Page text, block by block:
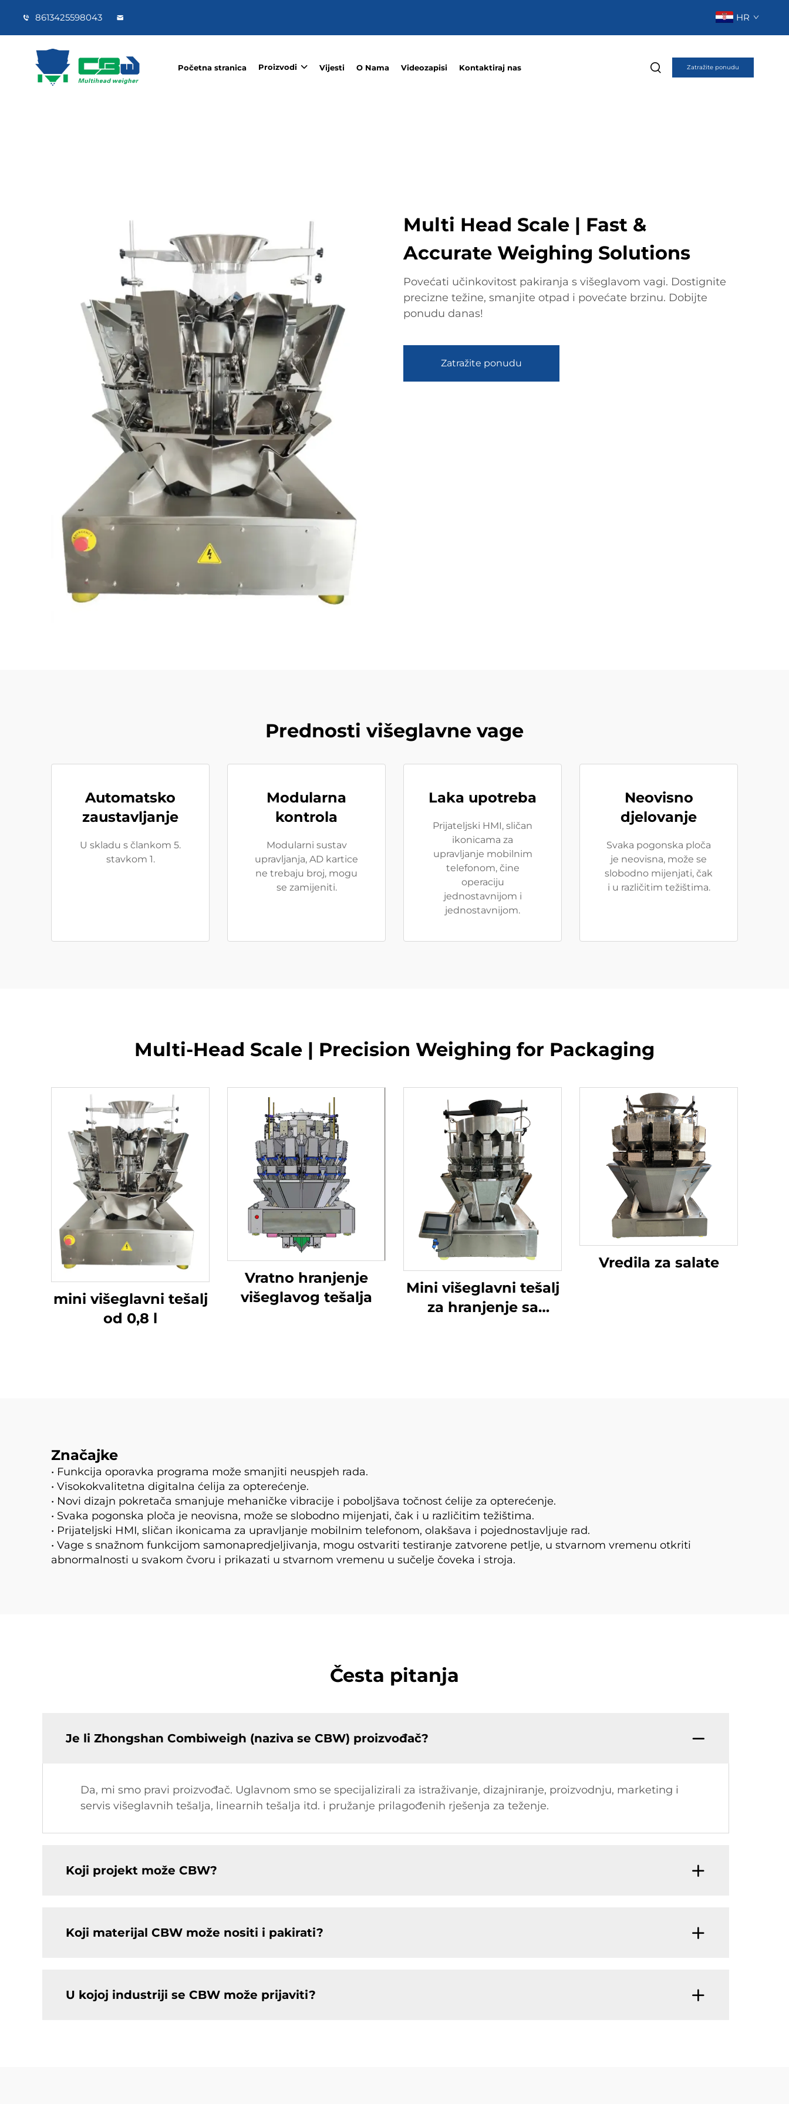
8613425598043 HR
Početna stranica Proizvodi Vijesti O Nama Videozapisi Kontaktiraj nas Zatražite ponudu
Multi Head Scale | Fast &
Accurate Weighing Solutions
Povećati učinkovitost pakiranja s višeglavom vagi. Dostignite
precizne težine, smanjite otpad i povećate brzinu. Dobijte
ponudu danas!
Zatražite ponudu
Prednosti višeglavne vage
Automatsko
zaustavljanje
U skladu s člankom 5.
stavkom 1.
Modularna
kontrola
Modularni sustav
upravljanja, AD kartice
ne trebaju broj, mogu
se zamijeniti.
Laka upotreba
Prijateljski HMI, sličan
ikonicama za
upravljanje mobilnim
telefonom, čine
operaciju
jednostavnijom i
jednostavnijom.
Neovisno
djelovanje
Svaka pogonska ploča
je neovisna, može se
slobodno mijenjati, čak
i u različitim težištima.
Multi-Head Scale | Precision Weighing for Packaging
mini višeglavni tešalj
od 0,8 l
Vratno hranjenje
višeglavog tešalja
Mini višeglavni tešalj
za hranjenje sa
Vredila za salate
Značajke
• Funkcija oporavka programa može smanjiti neuspjeh rada.
• Visokokvalitetna digitalna ćelija za opterećenje.
• Novi dizajn pokretača smanjuje mehaničke vibracije i poboljšava točnost ćelije za opterećenje.
• Svaka pogonska ploča je neovisna, može se slobodno mijenjati, čak i u različitim težištima.
• Prijateljski HMI, sličan ikonicama za upravljanje mobilnim telefonom, olakšava i pojednostavljuje rad.
• Vage s snažnom funkcijom samonapredjeljivanja, mogu ostvariti testiranje zatvorene petlje, u stvarnom vremenu otkriti
abnormalnosti u svakom čvoru i prikazati u stvarnom vremenu u sučelje čoveka i stroja.
Česta pitanja
Je li Zhongshan Combiweigh (naziva se CBW) proizvođač?
Da, mi smo pravi proizvođač. Uglavnom smo se specijalizirali za istraživanje, dizajniranje, proizvodnju, marketing i
servis višeglavnih tešalja, linearnih tešalja itd. i pružanje prilagođenih rješenja za teženje.
Koji projekt može CBW?
Koji materijal CBW može nositi i pakirati?
U kojoj industriji se CBW može prijaviti?